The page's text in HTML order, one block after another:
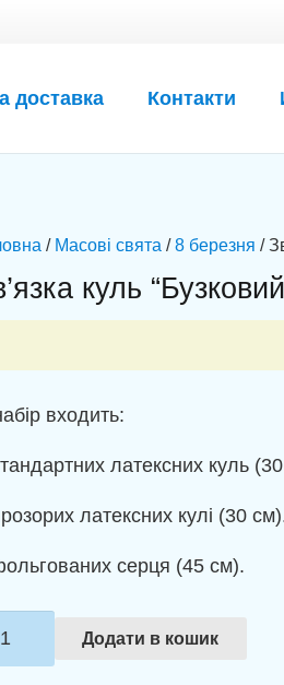
доставка Контакти
/ Масові свята /8 березня /
куль
входить:
латексних куль
латексних кулі (30
серця (45 см).
Додати в кошик